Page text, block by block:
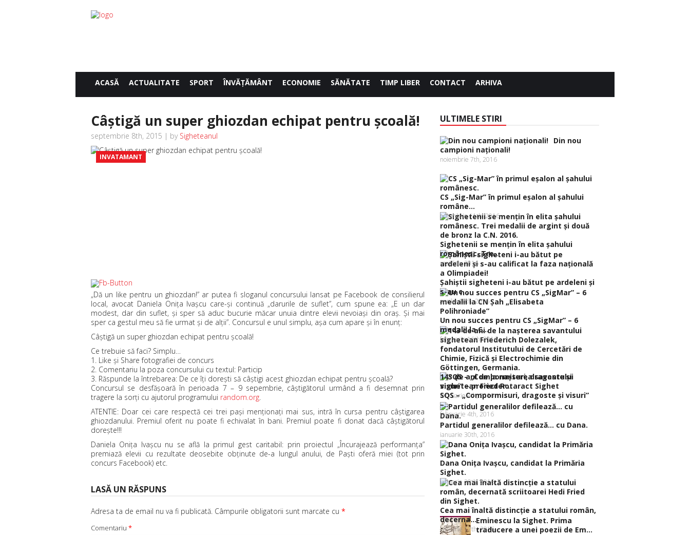
ACASĂ ACTUALITATE SPORT ÎNVĂŢĂMÂNT ECONOMIE SĂNĂTATE TIMP LIBER CONTACT ARHIVA
Câştigă un super ghiozdan echipat pentru şcoală!
septembrie 8th, 2015 | by Sigheteanul
INVATAMANT
„Dă un like pentru un ghiozdan!” ar putea fi sloganul concursului lansat pe Facebook de consilierul
local, avocat Daniela Oniţa Ivaşcu care-şi continuă „darurile de suflet”, cum spune ea: „E un dar
modest, dar din suflet, şi sper să aduc bucurie măcar unuia dintre elevii nevoiaşi din oraş. Şi mai
sper ca gestul meu să fie urmat şi de alţii”. Concursul e unul simplu, aşa cum apare şi în enunţ:
Câştigă un super ghiozdan echipat pentru şcoală!
Ce trebuie să faci? Simplu…
1. Like şi Share fotografiei de concurs
2. Comentariu la poza concursului cu textul: Particip
3. Răspunde la întrebarea: De ce îţi doreşti să câştigi acest ghiozdan echipat pentru şcoală?
Concursul se desfăşoară în perioada 7 – 9 sepembrie, câştigătorul urmând a fi desemnat prin
tragere la sorţi cu ajutorul programului random.org.
ATENTIE: Doar cei care respectă cei trei paşi menţionaţi mai sus, intră în cursa pentru câştigarea
ghiozdanului. Premiul oferit nu poate fi echivalat în bani. Premiul poate fi donat dacă câştigătorul
doreşte!!!
Daniela Oniţa Ivaşcu nu se află la primul gest caritabil: prin proiectul „Încurajează performanţa”
premiază elevii cu rezultate deosebite obţinute de-a lungul anului, de Paşti oferă miei (tot prin
concurs Facebook) etc.
LASĂ UN RĂSPUNS
Adresa ta de email nu va fi publicată. Câmpurile obligatorii sunt marcate cu *
Comentariu *
ULTIMELE STIRI
Din nou
campioni naţionali!
noiembrie 7th, 2016
CS „Sig-Mar” în primul eşalon al şahului
române...
octombrie 11th, 2016
Sighetenii se menţin în elita şahului
românesc. Tre...
mai 5th, 2016
Şahiştii sigheteni i-au bătut pe ardeleni şi
s-au c...
aprilie 10th, 2016
Un nou succes pentru CS „SigMar” – 6
medalii la C...
februarie 16th, 2016
143 de ani de la naşterea savantului
sighetean Frieder...
februarie 4th, 2016
SQS – „Compormisuri, dragoste şi visuri”
–...
februarie 4th, 2016
Partidul generalilor defilează… cu Dana.
ianuarie 30th, 2016
Dana Oniţa Ivaşcu, candidat la Primăria
Sighet.
ianuarie 20th, 2016
Cea mai înaltă distincţie a statului român,
decerna...
ianuarie 17th, 2016
Eminescu la Sighet. Prima
traducere a unei poezii de Em...